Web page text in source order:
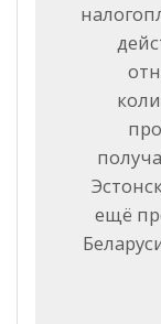
ещё